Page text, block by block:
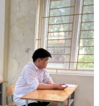
27/7, sau khi Tổng
Trump dừng 13 ngày
bom dồn dập, Iran
bố tiếp tục nắm giữ
biển Hormuz và khẳng
sẽ không chủ động
nối lại các cuộc đàm
hòa bình với phía